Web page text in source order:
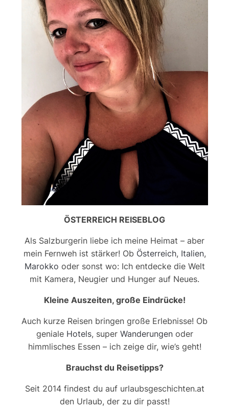
ÖSTERREICH REISEBLOG
Als Salzburgerin liebe ich meine Heimat – aber
mein Fernweh ist stärker! Ob Österreich, Italien,
Marokko oder sonst wo: Ich entdecke die Welt
mit Kamera, Neugier und Hunger auf Neues.
Kleine Auszeiten, große Eindrücke!
Auch kurze Reisen bringen große Erlebnisse! Ob
geniale Hotels, super Wanderungenoder
himmlisches Essen – ich zeige dir, wie’s geht!
Brauchst du Reisetipps?
Seit 2014 findest du auf urlaubsgeschichten.at
den Urlaub, der zu dir passt!